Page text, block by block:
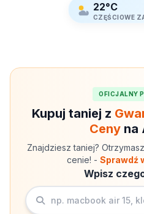
22°C
CZĘŚCIOWE
OFICJALNY
Kupuj taniej z
Cenyna
Znajdziesz taniej?
cenie! - Sprawdź
Wpisz